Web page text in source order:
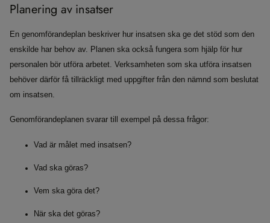
Planering av insatser
En genomförandeplan beskriver hur insatsen ska ge det stöd som den
enskilde har behov av. Planen ska också fungera som hjälp för hur
personalen bör utföra arbetet. Verksamheten som ska utföra insatsen
behöver därför få tillräckligt med uppgifter från den nämnd som beslutat
om insatsen.
Genomförandeplanen svarar till exempel på dessa frågor:
Vad är målet med insatsen?
Vad ska göras?
Vem ska göra det?
När ska det göras?